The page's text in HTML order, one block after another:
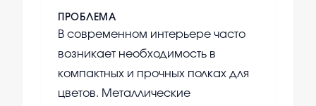
ПРОБЛЕМА
В современном интерьере часто
возникает необходимость в
компактных и прочных полках для
цветов. Металлические